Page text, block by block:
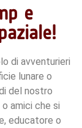
e
di avventurieri
lunare o
del nostro
amici che si
educatore o